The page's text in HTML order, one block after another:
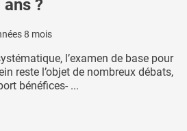
?
8 mois
l’examen de base pour
reste l’objet de nombreux débats,
bénéfices- ...